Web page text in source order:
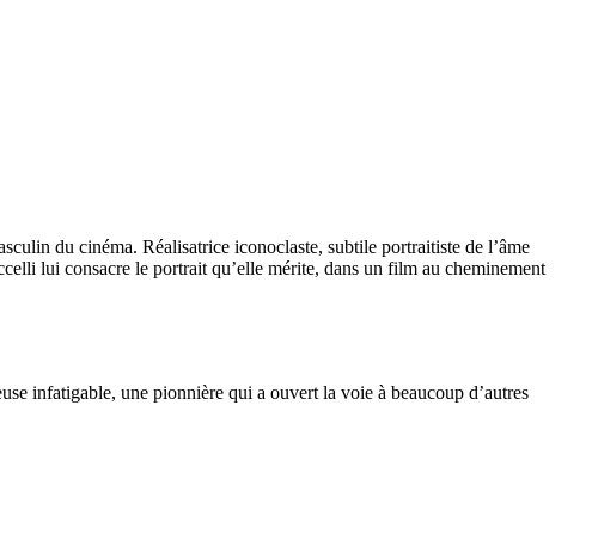
du cinéma. Réalisatrice iconoclaste, subtile portraitiste de l’âme
lui consacre le portrait qu’elle mérite, dans un film au cheminement
infatigable, une pionnière qui a ouvert la voie à beaucoup d’autres